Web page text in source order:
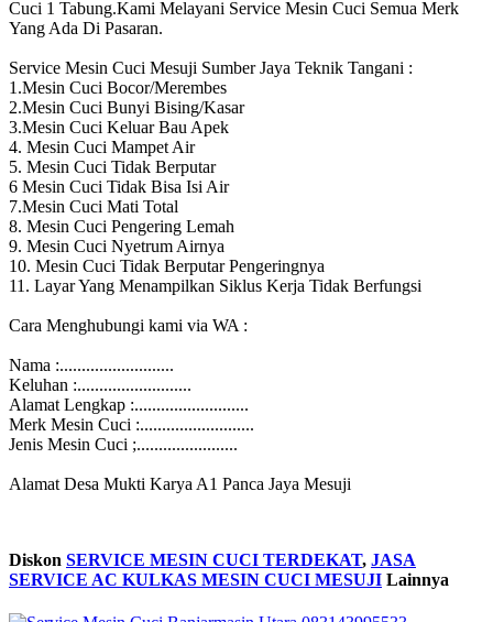
Cuci 1 Tabung.Kami Melayani Service Mesin Cuci Semua Merk
Yang Ada Di Pasaran.
Service Mesin Cuci Mesuji Sumber Jaya Teknik Tangani :
1.Mesin Cuci Bocor/Merembes
2.Mesin Cuci Bunyi Bising/Kasar
3.Mesin Cuci Keluar Bau Apek
4. Mesin Cuci Mampet Air
5. Mesin Cuci Tidak Berputar
6 Mesin Cuci Tidak Bisa Isi Air
7.Mesin Cuci Mati Total
8. Mesin Cuci Pengering Lemah
9. Mesin Cuci Nyetrum Airnya
10. Mesin Cuci Tidak Berputar Pengeringnya
11. Layar Yang Menampilkan Siklus Kerja Tidak Berfungsi
Cara Menghubungi kami via WA :
Nama :..........................
Keluhan :..........................
Alamat Lengkap :..........................
Merk Mesin Cuci :..........................
Jenis Mesin Cuci ;.......................
Alamat Desa Mukti Karya A1 Panca Jaya Mesuji
Diskon SERVICE MESIN CUCI TERDEKAT, JASA
SERVICE AC KULKAS MESIN CUCI MESUJI Lainnya